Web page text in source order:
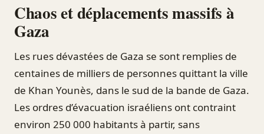
Chaos et déplacements massifs à
Gaza
Les rues dévastées de Gaza se sont remplies de
centaines de milliers de personnes quittant la ville
de Khan Younès, dans le sud de la bande de Gaza.
Les ordres d’évacuation israéliens ont contraint
environ 250 000 habitants à partir, sans